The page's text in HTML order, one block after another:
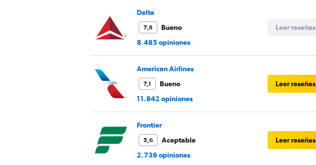
450.
Delta
7,8
Bueno
8.485 opiniones
Leer reseñas
American Airlines
7,1
Bueno
11.842 opiniones
Leer reseñas
Frontier
5,6
Aceptable
2.739 opiniones
Leer reseñas